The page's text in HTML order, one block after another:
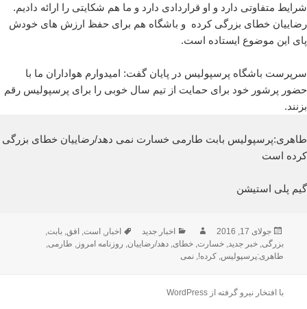
شرایط متفاوتی دارد و او قراردادی دارد و ما هم شکایتی را ارائه دادیم.
رضاییان خطای بزرگی کرده و باشگاه هم برای حفظ ارزش های خودش
پای این موضوع ایستاده است.
سرپرست باشگاه پرسپولیس در پایان گفت: امیدوارم هواداران ما با
حضور پرشور خود برای حمایت از تیم سال خوبی را برای پرسپولیس رقم
بزنند.
طاهری:پرسپولیس بابت طارمی خسارت نمی دهد/رضاییان خطای بزرگی
کرده است
گیم پلی استیشن
ارسال
شده
در
جولای 17, 2016 نویسندهدسته‌ها
اخبار جدید برچسب‌ها
اخبار, است, افق,بابت,
بزرگی,خبر جدید,خسارت,خطای,دهد/رضاییان, روزنامه امروز, طارمی,
طاهری:پرسپولیس,کرده!,نمی
با افتخار نیرو گرفته از WordPress